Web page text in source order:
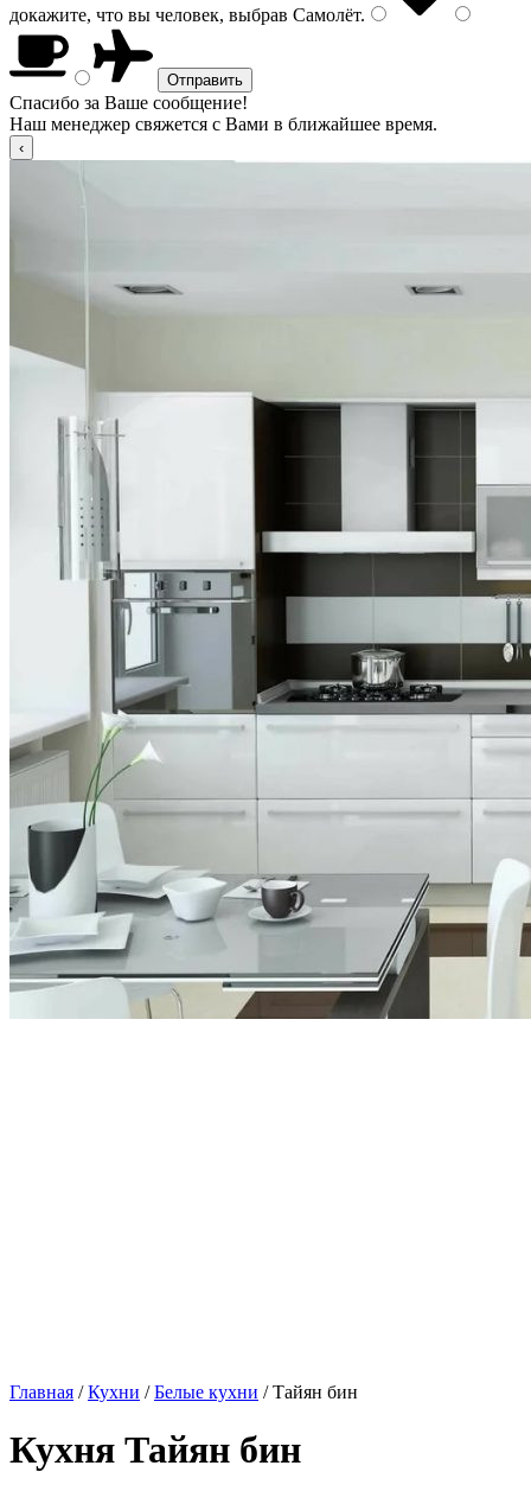
докажите, что вы человек, выбрав Самолёт.
Спасибо за Ваше сообщение!
Наш менеджер свяжется с Вами в ближайшее время.
Главная /Кухни /Белые кухни / Тайян бин
Кухня Тайян бин